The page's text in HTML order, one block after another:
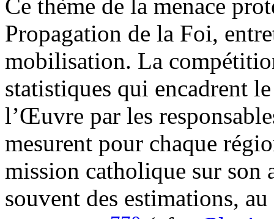
Ce thème de la menace
Propagation de la Foi,
mobilisation. La
statistiques qui encadrent
l’Œuvre par les
mesurent pour chaque
mission catholique sur son
souvent des estimations,